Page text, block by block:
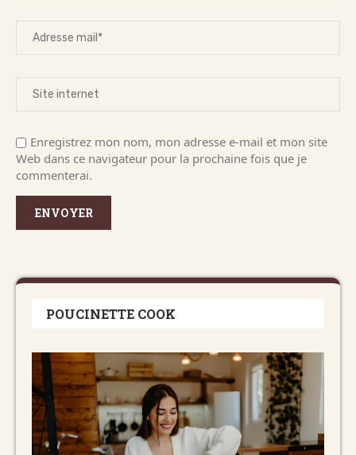
Enregistrez mon nom, mon adresse e-mail et mon site
Web dans ce navigateur pour la prochaine fois que je
commenterai.
POUCINETTE COOK